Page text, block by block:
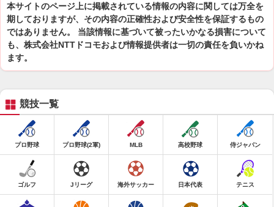
本サイトのページ上に掲載されている情報の内容に関しては万全を
期しておりますが、その内容の正確性および安全性を保証するもの
ではありません。 当該情報に基づいて被ったいかなる損害について
も、株式会社NTTドコモおよび情報提供者は一切の責任を負いかね
ます。
競技一覧
プロ野球 プロ野球(2軍) MLB 高校野球 侍ジャパン
ゴルフ Jリーグ 海外サッカー 日本代表 テニス